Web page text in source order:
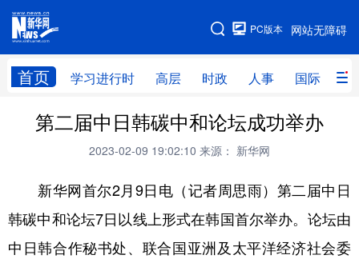
网站无障碍
PC版本
首页 学习进行时 高层 时政 人事 国际 财
网站地图
学习进行时 高层 时政 人事
财经 网评
台湾 思客智库 全球连线 教育
科技 科创 量子 体育
文化 书画 健康 军事
第二届中日韩碳中和论坛成功举办
2023-02-09 19:02:10 来源： 新华网
新华网首尔2月9日电（记者周思雨）第二届中日
韩碳中和论坛7日以线上形式在韩国首尔举办。论坛由
中日韩合作秘书处、联合国亚洲及太平洋经济社会委